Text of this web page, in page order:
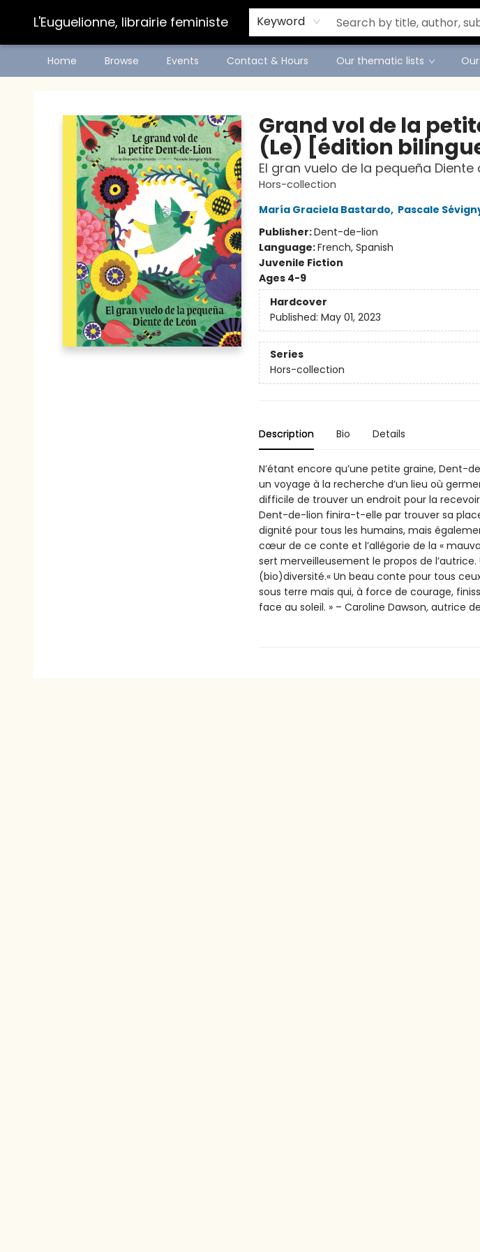
L'Euguelionne, librairie feministe Keyword
Home Browse Events Contact & Hours Our thematic lists
Grand vol de la
(Le) [édition
El gran vuelo de la pequeña Diente
Hors-collection
María Graciela Bastardo, Pascale
Publisher:Dent-de-lion
Language:French, Spanish
Juvenile Fiction
Ages 4-9
Hardcover
Published: May 01, 2023
Series
Hors-collection
Description Bio Details
N’étant encore qu’une petite graine, Dent-
un voyage à la recherche d’un lieu où
difficile de trouver un endroit pour la
Dent-de-lion finira-t-elle par trouver sa
dignité pour tous les humains, mais
cœur de ce conte et l’allégorie de la «
sert merveilleusement le propos de
(bio)diversité.« Un beau conte pour tous
sous terre mais qui, à force de courage,
face au soleil. » – Caroline Dawson, autrice